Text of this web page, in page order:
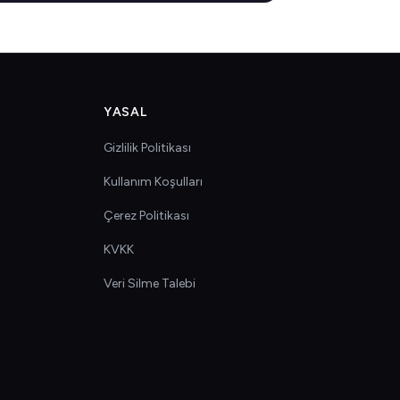
YASAL
Gizlilik Politikası
Kullanım Koşulları
Çerez Politikası
KVKK
Veri Silme Talebi